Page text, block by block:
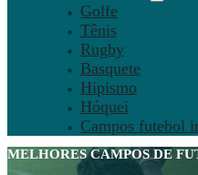
Golfe
Tênis
Rugby
Basquete
Hipismo
Hóquei
Campos futebol
MELHORES CAMPOS DE